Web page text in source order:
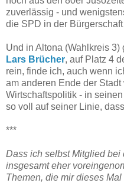
zuverlässig - und
die SPD in der
Und in Altona (Wahlkreis
Lars Brücher, auf Platz 4
rein, finde ich, auch wenn
am anderen Ende der
Wirtschaftspolitik - in
so voll auf seiner Linie,
***
Dass ich selbst Mitglied bei
insgesamt eher
Themen, die mir dieses